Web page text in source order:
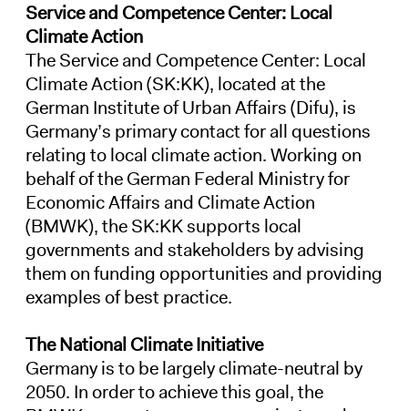
Service and Competence Center: Local
Climate Action
The Service and Competence Center: Local
Climate Action (SK:KK), located at the
German Institute of Urban Affairs (Difu), is
Germany’s primary contact for all questions
relating to local climate action. Working on
behalf of the German Federal Ministry for
Economic Affairs and Climate Action
(BMWK), the SK:KK supports local
governments and stakeholders by advising
them on funding opportunities and providing
examples of best practice.
The National Climate Initiative
Germany is to be largely climate-neutral by
2050. In order to achieve this goal, the